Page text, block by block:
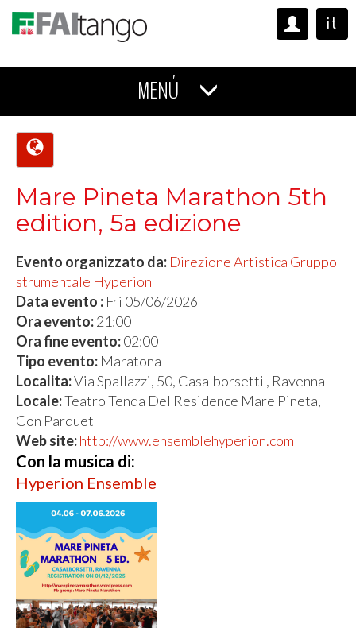
it
MENÚ
Mare Pineta Marathon 5th
edition, 5a edizione
Evento organizzato da: Direzione Artistica Gruppo
strumentale Hyperion
Data evento : Fri 05/06/2026
Ora evento:21:00
Ora fine evento:02:00
Tipo evento: Maratona
Localita:Via Spallazzi, 50, Casalborsetti , Ravenna
Locale:Teatro Tenda Del Residence Mare Pineta,
Con Parquet
Web site:http://www.ensemblehyperion.com
Con la musica di:
Hyperion Ensemble